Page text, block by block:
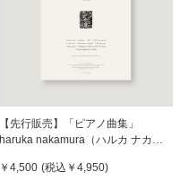
【先行販売】「ピアノ曲集」
haruka nakamura（ハルカ ナカム
￥4,500 (税込 ￥4,950)